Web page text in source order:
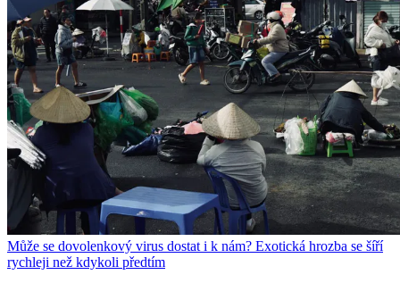
Může se dovolenkový virus dostat i k nám? Exotická hrozba se šíří
rychleji než kdykoli předtím